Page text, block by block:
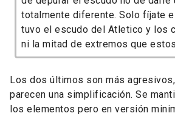
totalmente diferente. Solo fíjate
tuvo el escudo del Atletico y los
ni la mitad de extremos que
Los dos últimos son más
parecen una simplificación. Se
los elementos pero en versión